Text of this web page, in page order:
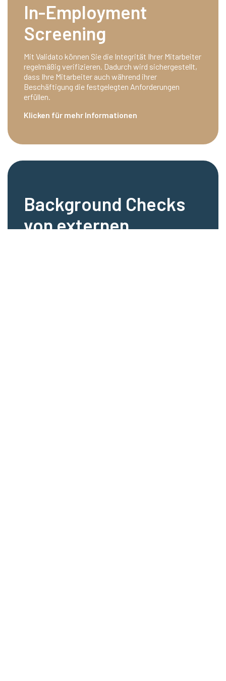
In-Employment
Screening
Mit Validato können Sie die Integrität Ihrer Mitarbeiter
regelmäßig verifizieren. Dadurch wird sichergestellt,
dass Ihre Mitarbeiter auch während ihrer
Beschäftigung die festgelegten Anforderungen
erfüllen.
Klicken für mehr Informationen
Background Checks
von externen